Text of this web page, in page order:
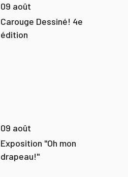
09 août
Carouge Dessiné! 4e
édition
09 août
Exposition "Oh mon
drapeau!"